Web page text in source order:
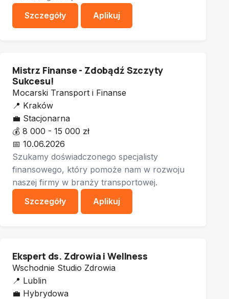
Szczegóły
Aplikuj
Mistrz Finanse - Zdobądź Szczyty
Sukcesu!
Mocarski Transport i Finanse
📍 Kraków
💼 Stacjonarna
💰 8 000 - 15 000 zł
📅 10.06.2026
Szukamy doświadczonego specjalisty
finansowego, który pomoże nam w rozwoju
naszej firmy w branży transportowej.
Szczegóły
Aplikuj
Ekspert ds. Zdrowia i Wellness
Wschodnie Studio Zdrowia
📍 Lublin
💼 Hybrydowa